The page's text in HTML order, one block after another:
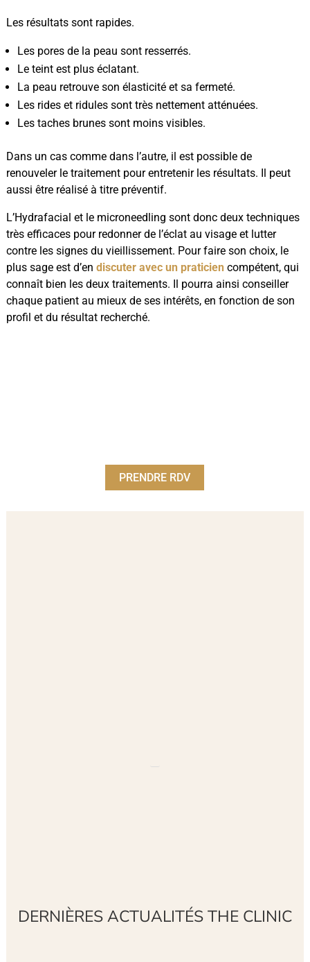
Les résultats sont rapides.
Les pores de la peau sont resserrés.
Le teint est plus éclatant.
La peau retrouve son élasticité et sa fermeté.
Les rides et ridules sont très nettement atténuées.
Les taches brunes sont moins visibles.
Dans un cas comme dans l’autre, il est possible de
renouveler le traitement pour entretenir les résultats. Il peut
aussi être réalisé à titre préventif.
L’Hydrafacial et le microneedling sont donc deux techniques
très efficaces pour redonner de l’éclat au visage et lutter
contre les signes du vieillissement. Pour faire son choix, le
plus sage est d’en discuter avec un praticien compétent, qui
connaît bien les deux traitements. Il pourra ainsi conseiller
chaque patient au mieux de ses intérêts, en fonction de son
profil et du résultat recherché.
PRENDRE RDV
DERNIÈRES ACTUALITÉS THE CLINIC